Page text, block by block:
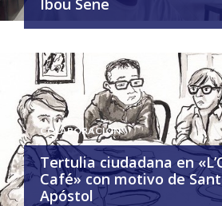
COLABORACIÓN
Tertulia ciudadana en
Café» con motivo de
Apóstol